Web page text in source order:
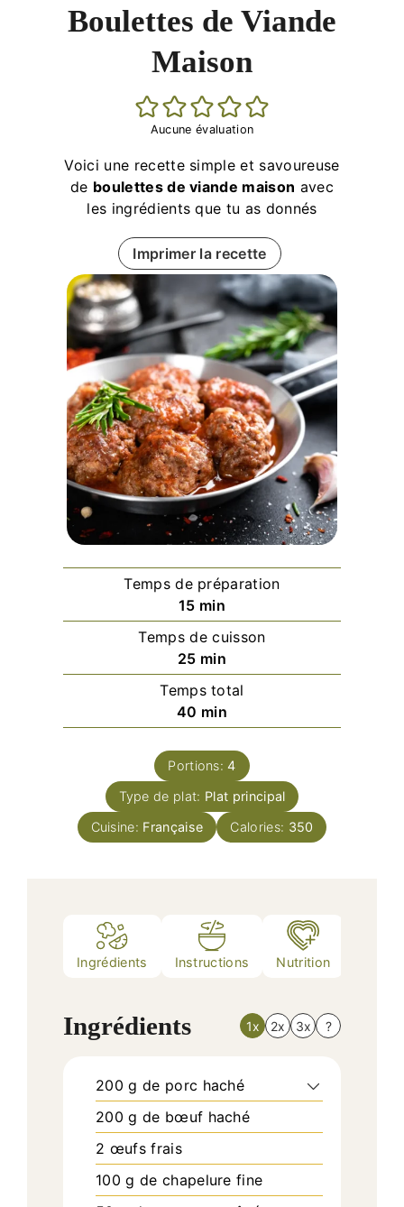
Boulettes de Viande
Maison
Aucune évaluation
Voici une recette simple et savoureuse
de boulettes de viande maison avec
les ingrédients que tu as donnés
Imprimer la recette
Temps de préparation
15minutes
min
Temps de cuisson
25minutes
min
Temps total
40 minutes
min
Portions:4
Type de plat: Plat principal
Cuisine: Française Calories: 350
Ingrédients Instructions Nutrition
Ingrédients 1x 2x 3x ?
200 g de porc haché
200 g de bœuf haché
2 œufs frais
100 g de chapelure fine